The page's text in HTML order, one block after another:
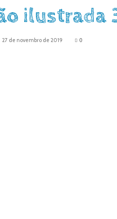
ilustrada
27 de novembro de 2019 0